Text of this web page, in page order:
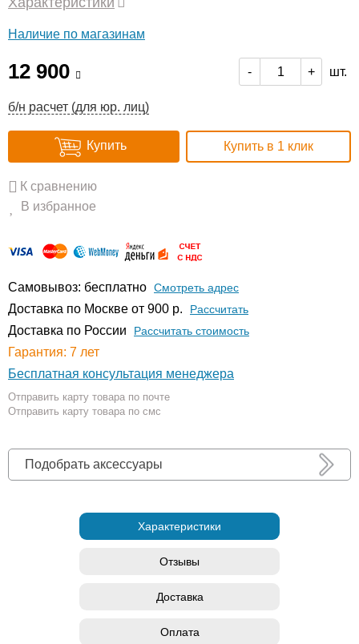
Наличие по магазинам
12 900 - + шт.
б/н расчет (для юр. лиц)
Купить Купить в 1 клик
К сравнению
В избранное
Самовывоз: бесплатно Смотреть адрес
Доставка по Москве от 900 р. Расcчитать
Доставка по России Рассчитать стоимость
Гарантия: 7 лет
Бесплатная консультация менеджера
Отправить карту товара по почте
Отправить карту товара по смс
Подобрать аксессуары
Характеристики
Отзывы
Доставка
Оплата